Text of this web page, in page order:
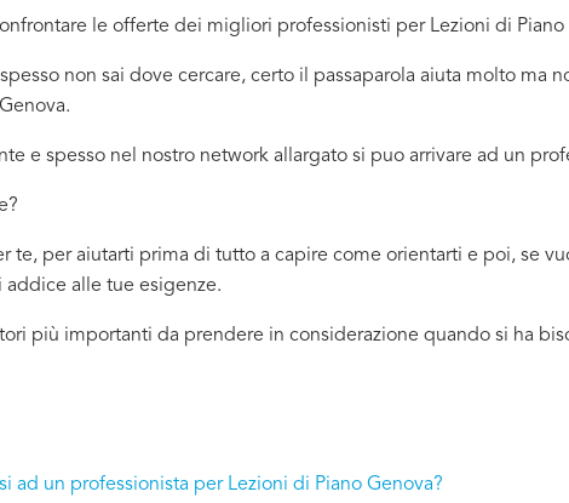
le offerte dei migliori professionisti per Lezioni di Piano
non sai dove cercare, certo il passaparola aiuta molto ma
e spesso nel nostro network allargato si puo arrivare ad un
te, per aiutarti prima di tutto a capire come orientarti e poi, se
addice alle tue esigenze.
più importanti da prendere in considerazione quando si ha
ad un professionista per Lezioni di Piano Genova?